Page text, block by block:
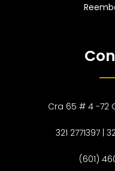
Cra 65 # 4 -72
321 2771397 |
(601)